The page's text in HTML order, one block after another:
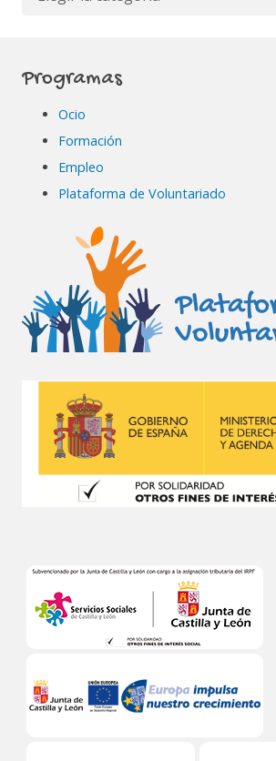
Programas
Ocio
Formación
Empleo
Plataforma de Voluntariado